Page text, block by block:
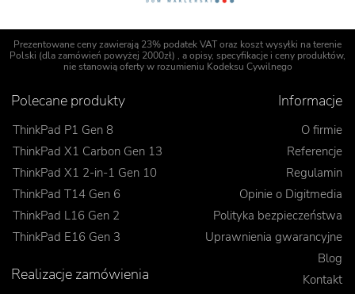
Prezentowane ceny zawierają 23% podatek VAT oraz koszt wysyłki na terenie
Polski (dla zamówień powyżej 2000zł) , a opisy, specyfikacje i ceny produktów,
nie stanowią oferty w rozumieniu Kodeksu Cywilnego
Polecane produkty
ThinkPad P1 Gen 8
ThinkPad X1 Carbon Gen 13
ThinkPad X1 2-in-1 Gen 10
ThinkPad T14 Gen 6
ThinkPad L16 Gen 2
ThinkPad E16 Gen 3
Informacje
O firmie
Referencje
Regulamin
Opinie o Digitmedia
Polityka bezpieczeństwa
Uprawnienia gwarancyjne
Blog
Kontakt
Realizacje zamówienia